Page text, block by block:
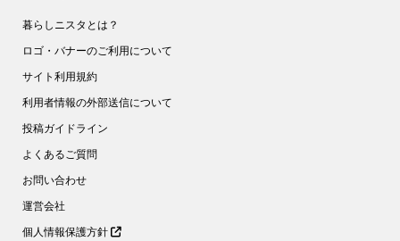
暮らしニスタとは？
ロゴ・バナーのご利用について
サイト利用規約
利用者情報の外部送信について
投稿ガイドライン
よくあるご質問
お問い合わせ
運営会社
個人情報保護方針